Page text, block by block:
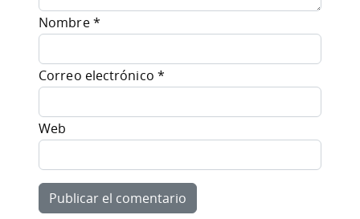
Nombre*
Correo electrónico *
Web